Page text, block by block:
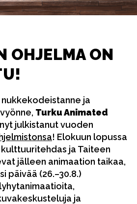
OHJELMA ON
ja
Turku Animated
julkistanut vuoden
! Elokuun lopussa
ja Taiteen
jälleen animaation taikaa,
päivää (26.–30.8.)
ja